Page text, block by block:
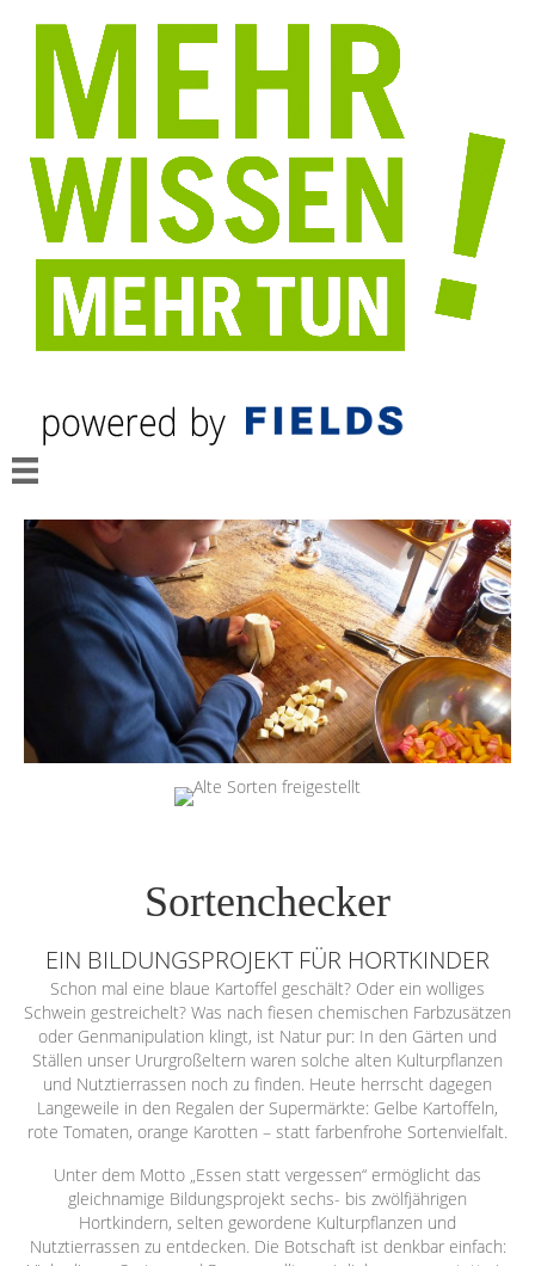
Sortenchecker
EIN BILDUNGSPROJEKT FÜR HORTKINDER
Schon mal eine blaue Kartoffel geschält? Oder ein wolliges
Schwein gestreichelt? Was nach fiesen chemischen Farbzusätzen
oder Genmanipulation klingt, ist Natur pur: In den Gärten und
Ställen unser Ururgroßeltern waren solche alten Kulturpflanzen
und Nutztierrassen noch zu finden. Heute herrscht dagegen
Langeweile in den Regalen der Supermärkte: Gelbe Kartoffeln,
rote Tomaten, orange Karotten – statt farbenfrohe Sortenvielfalt.
Unter dem Motto „Essen statt vergessen“ ermöglicht das
gleichnamige Bildungsprojekt sechs- bis zwölfjährigen
Hortkindern, selten gewordene Kulturpflanzen und
Nutztierrassen zu entdecken. Die Botschaft ist denkbar einfach: